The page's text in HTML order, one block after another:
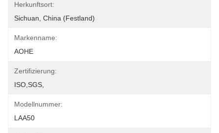
Herkunftsort:
Sichuan, China (Festland)
Markenname:
AOHE
Zertifizierung:
ISO,SGS,
Modellnummer:
LAA50